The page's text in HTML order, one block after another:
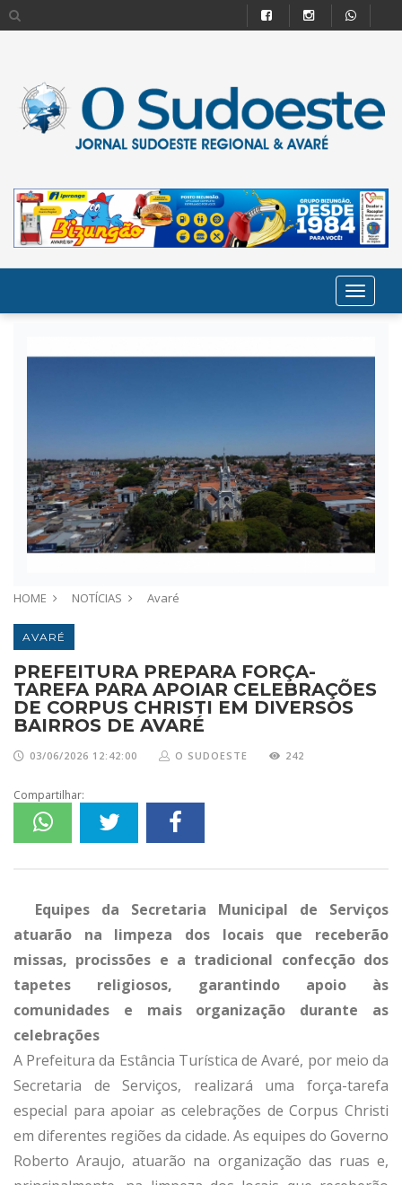
HOME NOTÍCIAS Avaré
AVARÉ
PREFEITURA PREPARA FORÇA-
TAREFA PARA APOIAR CELEBRAÇÕES
DE CORPUS CHRISTI EM DIVERSOS
BAIRROS DE AVARÉ
03/06/2026 12:42:00 O SUDOESTE 242
Compartilhar:
Equipes da Secretaria Municipal de Serviços
atuarão na limpeza dos locais que receberão
missas, procissões e a tradicional confecção dos
tapetes religiosos, garantindo apoio às
comunidades e mais organização durante as
celebrações
A Prefeitura da Estância Turística de Avaré, por meio da
Secretaria de Serviços, realizará uma força-tarefa
especial para apoiar as celebrações de Corpus Christi
em diferentes regiões da cidade. As equipes do Governo
Roberto Araujo, atuarão na organização das ruas e,